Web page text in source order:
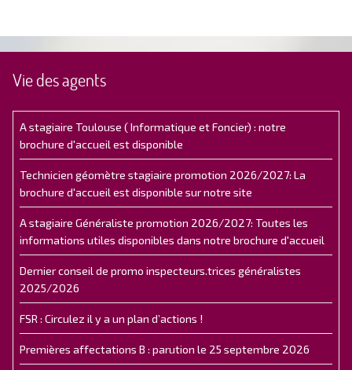
Vie des agents
A stagiaire Toulouse ( Informatique et Foncier) : notre
brochure d'accueil est disponible
Technicien géomètre stagiaire promotion 2026/2027: La
brochure d'accueil est disponible sur notre site
A stagiaire Généraliste promotion 2026/2027: Toutes les
informations utiles disponibles dans notre brochure d'accueil
Dernier conseil de promo inspecteurs.trices généralistes
2025/2026
FSR : Circulez il y a un plan d’actions !
Premières affectations B : parution le 25 septembre 2026